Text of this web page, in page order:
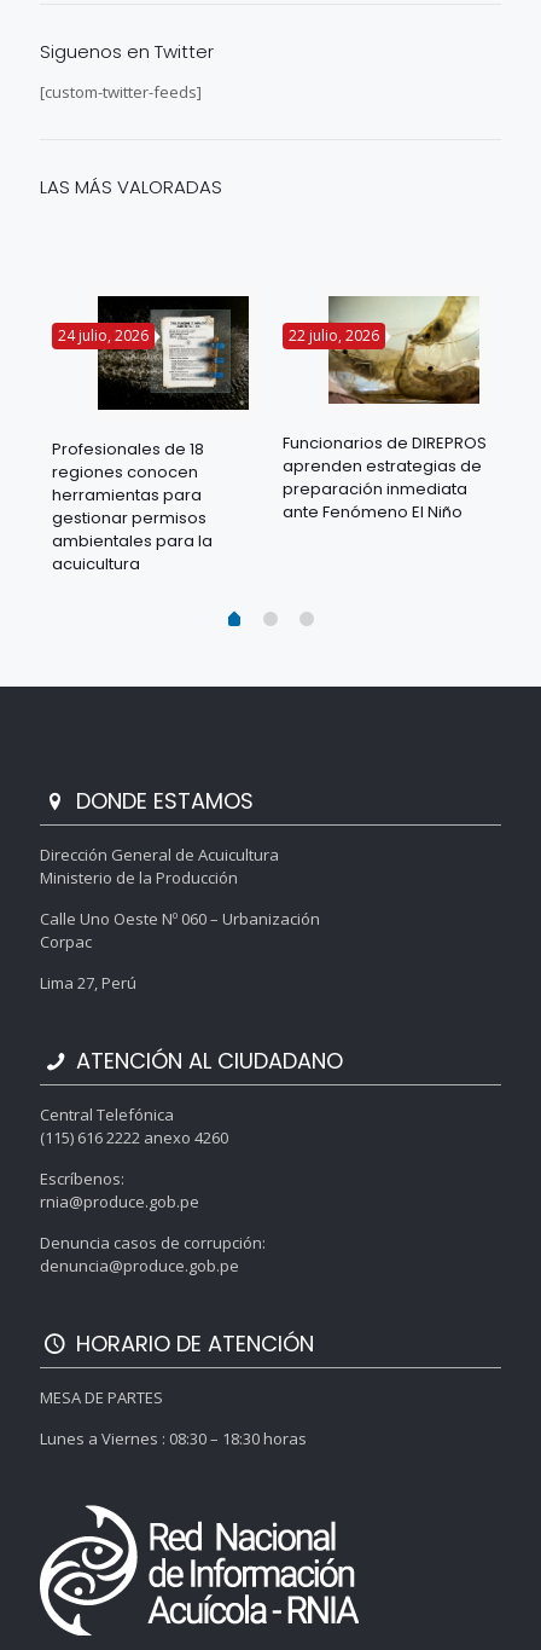
Siguenos en Twitter
[custom-twitter-feeds]
LAS MÁS VALORADAS
24 julio, 2026
Profesionales de 18
regiones conocen
herramientas para
gestionar permisos
ambientales para la
acuicultura
22 julio, 2026
Funcionarios de DIREPROS
aprenden estrategias de
preparación inmediata
ante Fenómeno El Niño
DONDE ESTAMOS
Dirección General de Acuicultura
Ministerio de la Producción
Calle Uno Oeste Nº 060 – Urbanización
Corpac
Lima 27, Perú
ATENCIÓN AL CIUDADANO
Central Telefónica
(115) 616 2222 anexo 4260
Escríbenos:
rnia@produce.gob.pe
Denuncia casos de corrupción:
denuncia@produce.gob.pe
HORARIO DE ATENCIÓN
MESA DE PARTES
Lunes a Viernes : 08:30 – 18:30 horas